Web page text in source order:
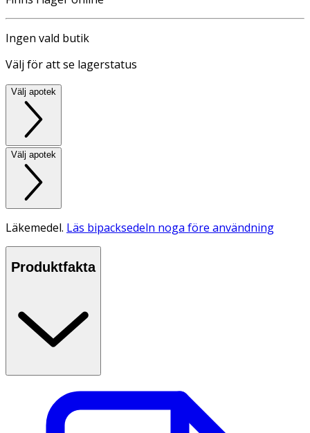
Ingen vald butik
Välj för att se lagerstatus
Välj apotek
Välj apotek
Läkemedel. Läs bipacksedeln noga före användning
Produktfakta